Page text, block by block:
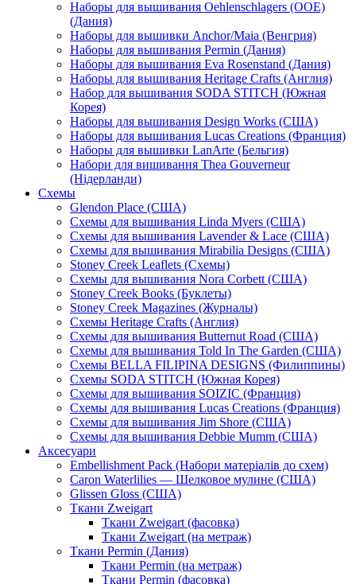
Наборы для вышивания Oehlenschlagers (OOE)
(Дания)
Наборы для вышивки Anchor/Maia (Венгрия)
Наборы для вышивания Permin (Дания)
Наборы для вышивания Eva Rosenstand (Дания)
Наборы для вышивания Heritage Crafts (Англия)
Набор для вышивания SODA STITCH (Южная
Корея)
Наборы для вышивания Design Works (США)
Наборы для вышивания Lucas Creations (Франция)
Наборы для вышивки LanArte (Бельгия)
Набори для вишивання Thea Gouverneur
(Нідерланди)
Схемы
Glendon Place (США)
Схемы для вышивания Linda Myers (США)
Схемы для вышивания Lavender & Lace (США)
Схемы для вышивания Mirabilia Designs (США)
Stoney Creek Leaflets (Схемы)
Схемы для вышивания Nora Corbett (США)
Stoney Creek Books (Буклеты)
Stoney Creek Magazines (Журналы)
Схемы Heritage Crafts (Англия)
Схемы для вышивания Butternut Road (США)
Схемы для вышивания Told In The Garden (США)
Схемы BELLA FILIPINA DESIGNS (Филиппины)
Схемы SODA STITCH (Южная Корея)
Схемы для вышивания SOIZIC (Франция)
Схемы для вышивания Lucas Creations (Франция)
Схемы для вышивания Jim Shore (США)
Схемы для вышивания Debbie Mumm (США)
Аксесуари
Embellishment Pack (Набори матеріалів до схем)
Caron Waterlilies — Шелковое мулине (США)
Glissen Gloss (США)
Ткани Zweigart
Ткани Zweigart (фасовка)
Ткани Zweigart (на метраж)
Ткани Permin (Дания)
Ткани Permin (на метраж)
Ткани Permin (фасовка)